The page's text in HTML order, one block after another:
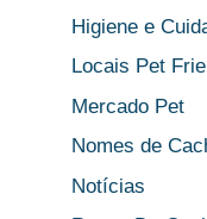
Higiene e
Locais Pet
Mercado Pet
Nomes de
Notícias